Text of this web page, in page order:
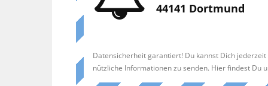
44141 Dortmund
Datensicherheit garantiert! Du kannst Dich
nützliche Informationen zu senden. Hier findest Du